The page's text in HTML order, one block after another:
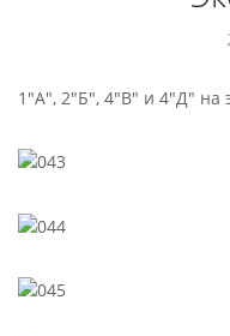
1"А", 2"Б", 4"В" и 4"Д" на